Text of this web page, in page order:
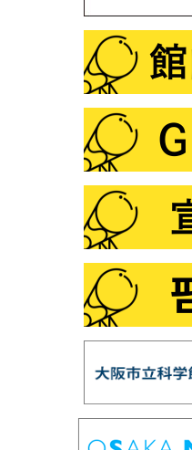
第106回 サイエンスシ
な！」
第105回 「化学と宮沢
第104回 プラネタリウ
第103回 プラネタリウ
第102回 プラネタリウ
第101回 この夏は「花
第100回 プラネタリウ
第99回 プラネタリウ
第98回 「スーパー磁
第97回 「鉱物の結晶